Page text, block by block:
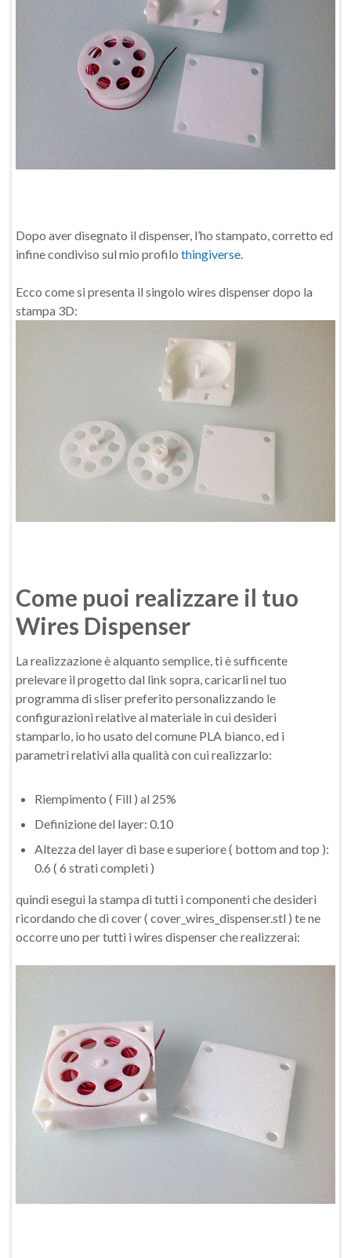
Dopo aver disegnato il dispenser, l’ho stampato, corretto ed
infine condiviso sul mio profilo thingiverse.
Ecco come si presenta il singolo wires dispenser dopo la
stampa 3D:
Come puoi realizzare il tuo
Wires Dispenser
La realizzazione è alquanto semplice, ti è sufficente
prelevare il progetto dal link sopra, caricarli nel tuo
programma di sliser preferito personalizzando le
configurazioni relative al materiale in cui desideri
stamparlo, io ho usato del comune PLA bianco, ed i
parametri relativi alla qualità con cui realizzarlo:
Riempimento ( Fill ) al 25%
Definizione del layer: 0.10
Altezza del layer di base e superiore ( bottom and top ):
0.6 ( 6 strati completi )
quindi esegui la stampa di tutti i componenti che desideri
ricordando che di cover ( cover_wires_dispenser.stl ) te ne
occorre uno per tutti i wires dispenser che realizzerai: